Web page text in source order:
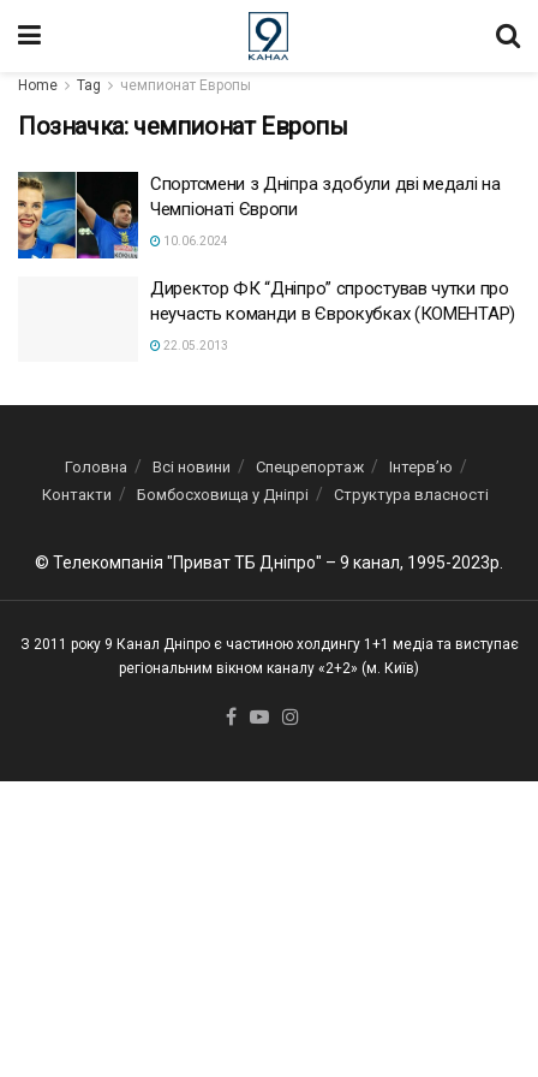
Home Tag чемпионат Европы
Позначка: чемпионат Европы
Спортсмени з Дніпра здобули дві медалі на
Чемпіонаті Європи
10.06.2024
Директор ФК “Дніпро” спростував чутки про
неучасть команди в Єврокубках (КОМЕНТАР)
22.05.2013
Головна Всі новини Спецрепортаж
Інтерв’ю
Контакти
Бомбосховища у Дніпрі Структура власності
© Телекомпанія "Приват ТБ Дніпро" – 9 канал, 1995-2023р.
З 2011 року 9 Канал Дніпро є частиною холдингу 1+1 медіа та виступає
регіональним вікном каналу «2+2» (м. Київ)